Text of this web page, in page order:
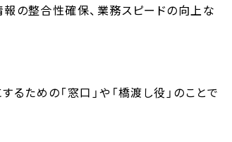
の整合性確保、業務スピードの向上な
めの「窓口」や「橋渡し役」のことで